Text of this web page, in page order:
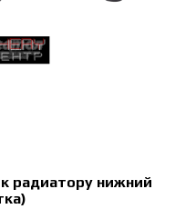
радиатору нижний